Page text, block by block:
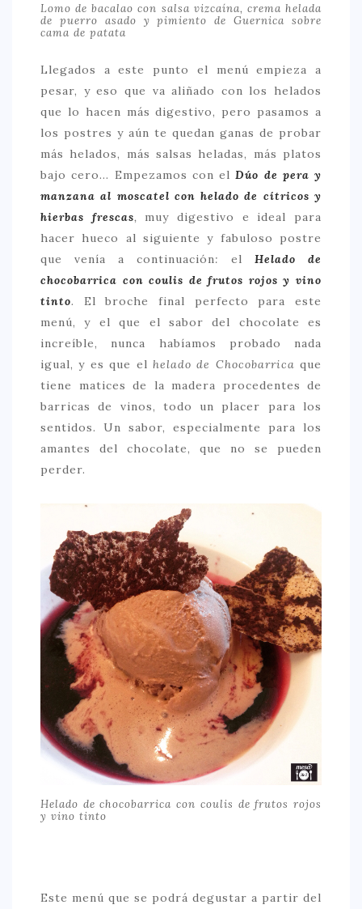
Lomo de bacalao con salsa vizcaína, crema helada
de puerro asado y pimiento de Guernica sobre
cama de patata
Llegados a este punto el menú empieza a
pesar, y eso que va aliñado con los helados
que lo hacen más digestivo, pero pasamos a
los postres y aún te quedan ganas de probar
más helados, más salsas heladas, más platos
bajo cero… Empezamos con el Dúo de pera y
manzana al moscatel con helado de cítricos y
hierbas frescas, muy digestivo e ideal para
hacer hueco al siguiente y fabuloso postre
que venía a continuación: el Helado de
chocobarrica con coulis de frutos rojos y vino
tinto. El broche final perfecto para este
menú, y el que el sabor del chocolate es
increíble, nunca habíamos probado nada
igual, y es que el helado de Chocobarrica que
tiene matices de la madera procedentes de
barricas de vinos, todo un placer para los
sentidos. Un sabor, especialmente para los
amantes del chocolate, que no se pueden
perder.
Helado de chocobarrica con coulis de frutos rojos
y vino tinto
Este menú que se podrá degustar a partir del